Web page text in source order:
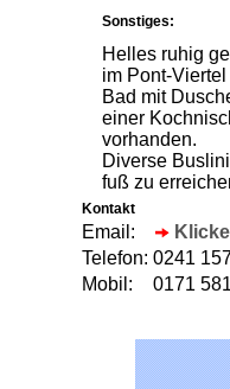
Sonstiges:
Helles ruhig
im Pont-
Bad mit
einer
vorhanden.
Diverse
fuß zu
Kontakt
Email:
Telefon: 0241
Mobil:
0171